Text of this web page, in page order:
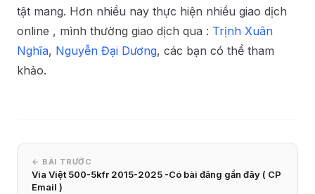
tật mang. Hơn nhiều nay thực hiện nhiều giao dịch
online , mình thường giao dịch qua : Trịnh Xuân
Nghĩa, Nguyễn Đại Dương, các bạn có thể tham
khảo.
← BÀI TRƯỚC
Via Việt 500-5kfr 2015-2025 -Có bài đăng gần đây ( CP
Email )